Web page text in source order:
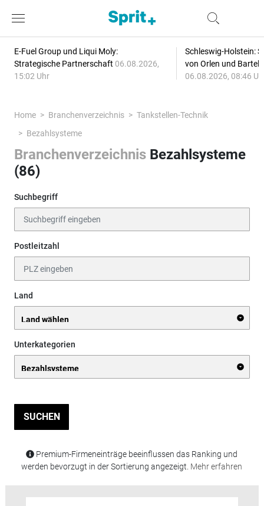
E-Fuel Group und Liqui Moly:
Strategische Partnerschaft 06.08.2026,
15:02 Uhr
Schleswig-Holstein:
von Orlen und
06.08.2026, 08:46
Home Branchenverzeichnis
Tankstellen-Technik
Bezahlsysteme
Branchenverzeichnis Bezahlsysteme
(86)
Suchbegriff
Postleitzahl
Land
Unterkategorien
SUCHEN
Premium-Firmeneinträge beeinflussen das Ranking und
werden bevorzugt in der Sortierung angezeigt. Mehr erfahren